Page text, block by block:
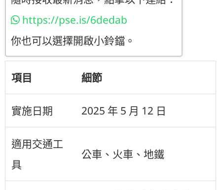
https://pse.is/6dedab
你也可以選擇開啟小鈴鐺。
項目 細節
實施日期 2025 年 5 月 12 日
適用交通工
具
公車、火車、地鐵